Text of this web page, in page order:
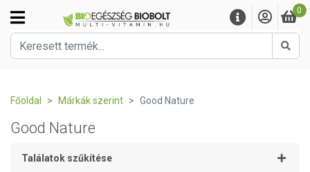
0
Főoldal Márkák szerint Good Nature
Good Nature
Találatok szűkítése